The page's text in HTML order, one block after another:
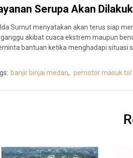
Serupa Akan
Sumut menyatakan akan terus siap
akibat cuaca ekstrem maupun
bantuan ketika menghadapi situasi
banjir binjai medan, pemotor masuk tol